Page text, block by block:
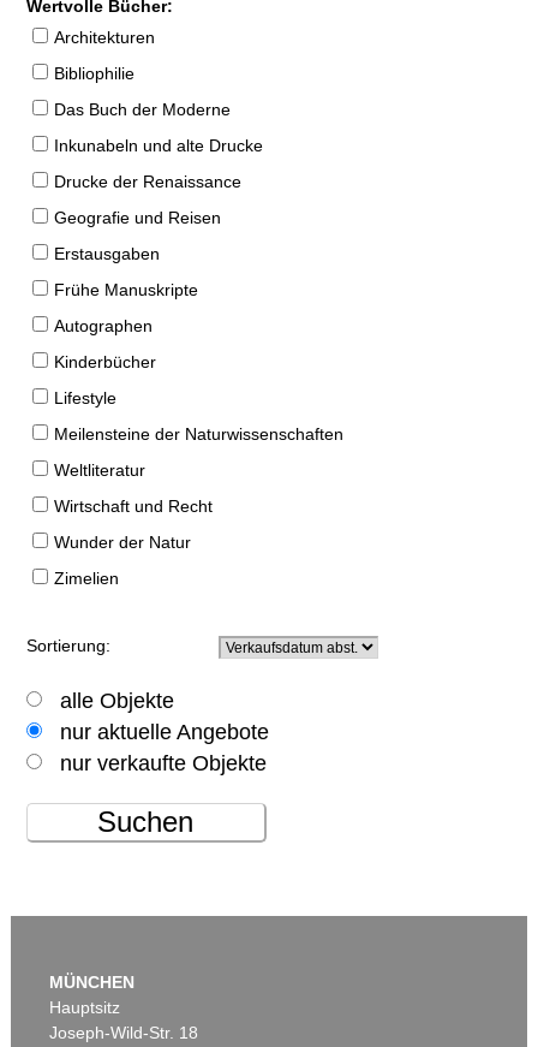
Wertvolle Bücher:
Architekturen
Bibliophilie
Das Buch der Moderne
Inkunabeln und alte Drucke
Drucke der Renaissance
Geografie und Reisen
Erstausgaben
Frühe Manuskripte
Autographen
Kinderbücher
Lifestyle
Meilensteine der Naturwissenschaften
Weltliteratur
Wirtschaft und Recht
Wunder der Natur
Zimelien
Sortierung:
alle Objekte
nur aktuelle Angebote
nur verkaufte Objekte
Suchen
MÜNCHEN
Hauptsitz
Joseph-Wild-Str. 18